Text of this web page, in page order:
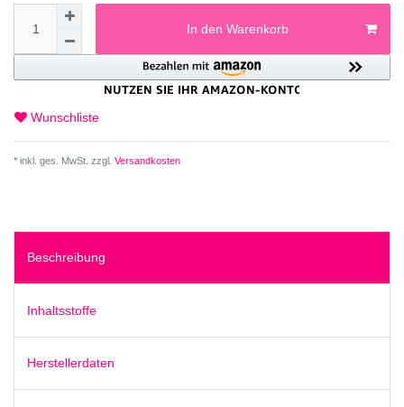
In den Warenkorb
Wunschliste
* inkl. ges. MwSt. zzgl. Versandkosten
Beschreibung
Inhaltsstoffe
Herstellerdaten